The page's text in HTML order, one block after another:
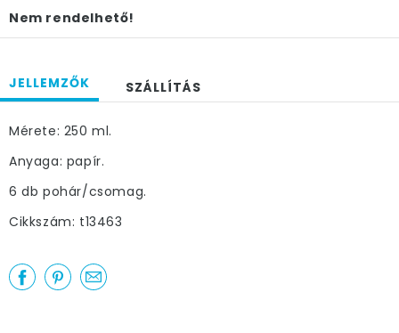
Nem rendelhető!
JELLEMZŐK SZÁLLÍTÁS
Mérete: 250 ml.
Anyaga: papír.
6 db pohár/csomag.
Cikkszám: t13463